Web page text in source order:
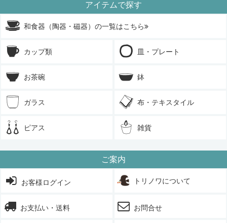
アイテムで探す
和食器（陶器・磁器）の一覧はこちら
カップ類 皿・プレート
お茶碗 鉢
ガラス 布・テキスタイル
ピアス 雑貨
ご案内
お客様ログイン トリノワについて
お支払い・送料 お問合せ